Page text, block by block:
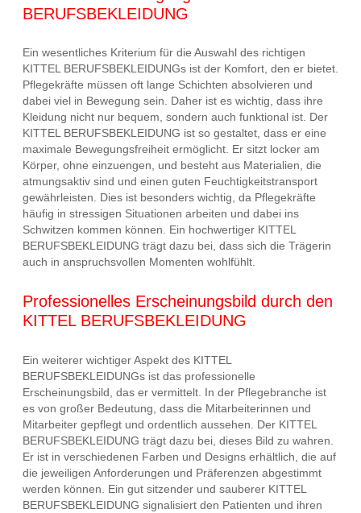
BERUFSBEKLEIDUNG
Ein wesentliches Kriterium für die Auswahl des richtigen
KITTEL BERUFSBEKLEIDUNGs ist der Komfort, den er bietet.
Pflegekräfte müssen oft lange Schichten absolvieren und
dabei viel in Bewegung sein. Daher ist es wichtig, dass ihre
Kleidung nicht nur bequem, sondern auch funktional ist. Der
KITTEL BERUFSBEKLEIDUNG ist so gestaltet, dass er eine
maximale Bewegungsfreiheit ermöglicht. Er sitzt locker am
Körper, ohne einzuengen, und besteht aus Materialien, die
atmungsaktiv sind und einen guten Feuchtigkeitstransport
gewährleisten. Dies ist besonders wichtig, da Pflegekräfte
häufig in stressigen Situationen arbeiten und dabei ins
Schwitzen kommen können. Ein hochwertiger KITTEL
BERUFSBEKLEIDUNG trägt dazu bei, dass sich die Trägerin
auch in anspruchsvollen Momenten wohlfühlt.
Professionelles Erscheinungsbild durch den
KITTEL BERUFSBEKLEIDUNG
Ein weiterer wichtiger Aspekt des KITTEL
BERUFSBEKLEIDUNGs ist das professionelle
Erscheinungsbild, das er vermittelt. In der Pflegebranche ist
es von großer Bedeutung, dass die Mitarbeiterinnen und
Mitarbeiter gepflegt und ordentlich aussehen. Der KITTEL
BERUFSBEKLEIDUNG trägt dazu bei, dieses Bild zu wahren.
Er ist in verschiedenen Farben und Designs erhältlich, die auf
die jeweiligen Anforderungen und Präferenzen abgestimmt
werden können. Ein gut sitzender und sauberer KITTEL
BERUFSBEKLEIDUNG signalisiert den Patienten und ihren